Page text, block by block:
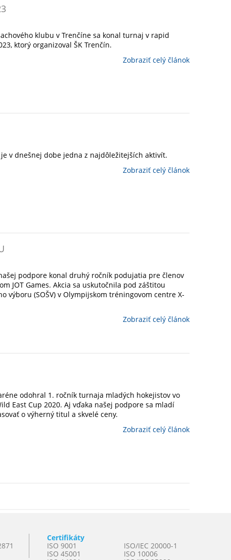
klubu v Trenčíne sa konal turnaj v rapid
ktorý organizoval ŠK Trenčín.
Zobraziť celý článok
v dnešnej dobe jedna z najdôležitejších aktivít.
Zobraziť celý článok
podpore konal druhý ročník podujatia pre členov
JOT Games. Akcia sa uskutočnila pod záštitou
výboru (SOŠV) v Olympijskom tréningovom centre X-
Zobraziť celý článok
odohral 1. ročník turnaja mladých hokejistov vo
East Cup 2020. Aj vďaka našej podpore sa mladí
o výherný titul a skvelé ceny.
Zobraziť celý článok
Certifikáty
ISO 9001
ISO 45001
ISO/IEC 20000-1
ISO 10006